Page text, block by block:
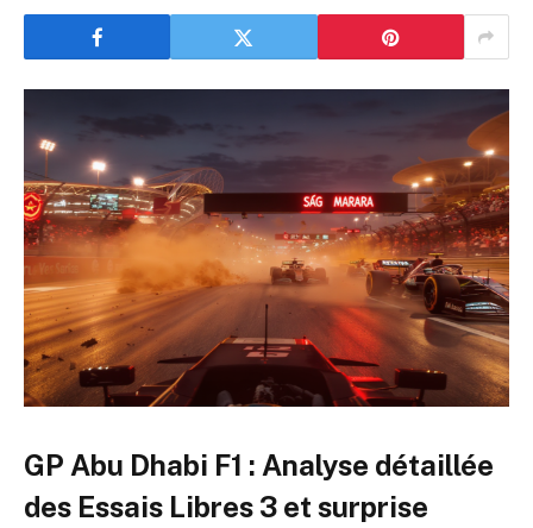
GP Abu Dhabi F1 : Analyse détaillée
des Essais Libres 3 et surprise